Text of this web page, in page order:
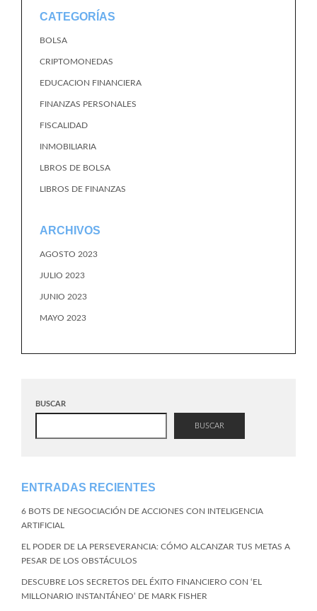
CATEGORÍAS
BOLSA
CRIPTOMONEDAS
EDUCACION FINANCIERA
FINANZAS PERSONALES
FISCALIDAD
INMOBILIARIA
LBROS DE BOLSA
LIBROS DE FINANZAS
ARCHIVOS
AGOSTO 2023
JULIO 2023
JUNIO 2023
MAYO 2023
BUSCAR
BUSCAR
ENTRADAS RECIENTES
6 BOTS DE NEGOCIACIÓN DE ACCIONES CON INTELIGENCIA
ARTIFICIAL
EL PODER DE LA PERSEVERANCIA: CÓMO ALCANZAR TUS METAS A
PESAR DE LOS OBSTÁCULOS
DESCUBRE LOS SECRETOS DEL ÉXITO FINANCIERO CON ‘EL
MILLONARIO INSTANTÁNEO’ DE MARK FISHER